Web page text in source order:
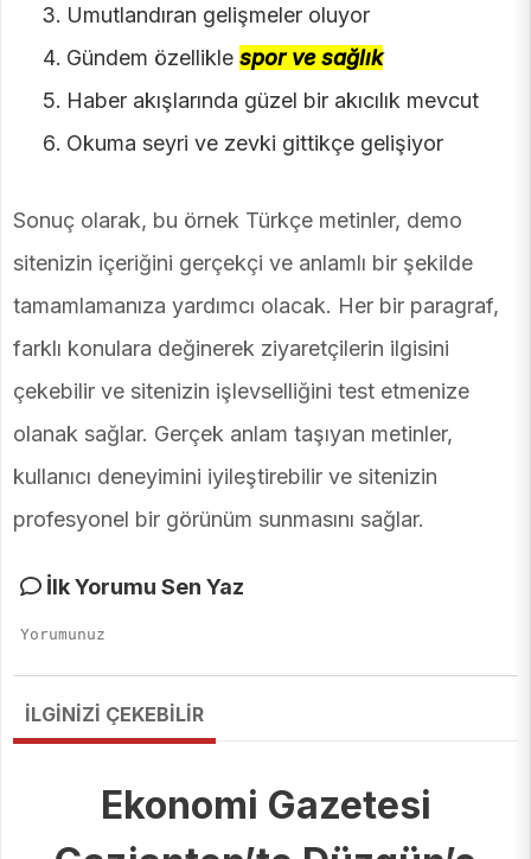
Umutlandıran gelişmeler oluyor
Gündem özellikle spor ve sağlık
Haber akışlarında güzel bir akıcılık mevcut
Okuma seyri ve zevki gittikçe gelişiyor
Sonuç olarak, bu örnek Türkçe metinler, demo
sitenizin içeriğini gerçekçi ve anlamlı bir şekilde
tamamlamanıza yardımcı olacak. Her bir paragraf,
farklı konulara değinerek ziyaretçilerin ilgisini
çekebilir ve sitenizin işlevselliğini test etmenize
olanak sağlar. Gerçek anlam taşıyan metinler,
kullanıcı deneyimini iyileştirebilir ve sitenizin
profesyonel bir görünüm sunmasını sağlar.
İlk Yorumu Sen Yaz
İLGİNİZİ ÇEKEBİLİR
Ekonomi Gazetesi